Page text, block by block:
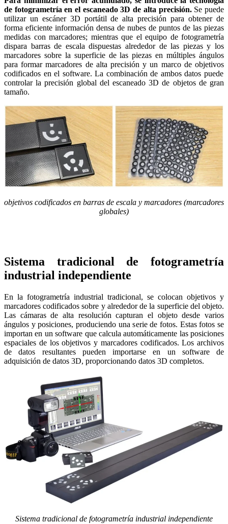
de fotogrametría en el escaneado 3D de alta precisión.Se puede
utilizar un escáner 3D portátil de alta precisión para obtener de
forma eficiente información densa de nubes de puntos de las piezas
medidas con marcadores; mientras que el equipo de fotogrametría
dispara barras de escala dispuestas alrededor de las piezas y los
marcadores sobre la superficie de las piezas en múltiples ángulos
para formar marcadores de alta precisión yun marco de objetivos
codificados en el software. La combinación de ambos datos puede
controlar la precisión global del escaneado 3D de objetos de gran
tamaño.
objetivos codificados en barras de escala y marcadores (marcadores
globales)
Sistema tradicional de fotogrametría
industrial independiente
En la fotogrametría industrial tradicional, se colocan objetivos y
marcadorescodificadossobre y alrededor de la superficie del objeto.
Las cámaras de alta resolución capturan el objeto desde varios
ángulos y posiciones, produciendo una serie de fotos. Estas fotos se
importan en un software que calcula automáticamente las posiciones
espaciales de losobjetivos y marcadores codificados. Los archivos
de datos resultantes pueden importarse en un software de
adquisición de datos 3D, proporcionando datos 3D completos.
Sistema tradicional de fotogrametría industrial independiente